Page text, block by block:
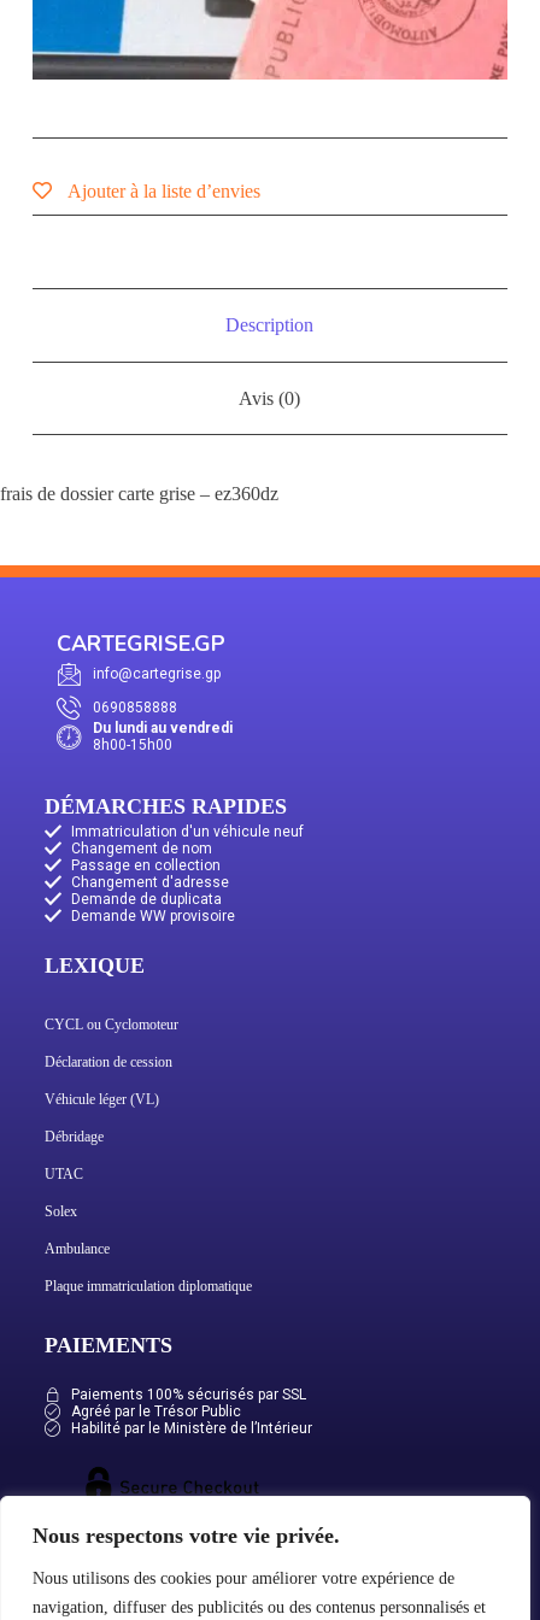
Nous respectons votre vie privée.
Nous utilisons des cookies pour améliorer votre expérience de
navigation, diffuser des publicités ou des contenus personnalisés et
Ajouter à la liste d’envies
Description
Avis (0)
frais de dossier carte grise – ez360dz
CARTEGRISE.GP
info@cartegrise.gp
0690858888
Du lundi au vendredi
8h00-15h00
DÉMARCHES RAPIDES
Immatriculation d'un véhicule neuf
Changement de nom
Passage en collection
Changement d'adresse
Demande de duplicata
Demande WW provisoire
LEXIQUE
CYCL ou Cyclomoteur
Déclaration de cession
Véhicule léger (VL)
Débridage
UTAC
Solex
Ambulance
Plaque immatriculation diplomatique
PAIEMENTS
Paiements 100% sécurisés par SSL
Agréé par le Trésor Public
Habilité par le Ministère de l’Intérieur